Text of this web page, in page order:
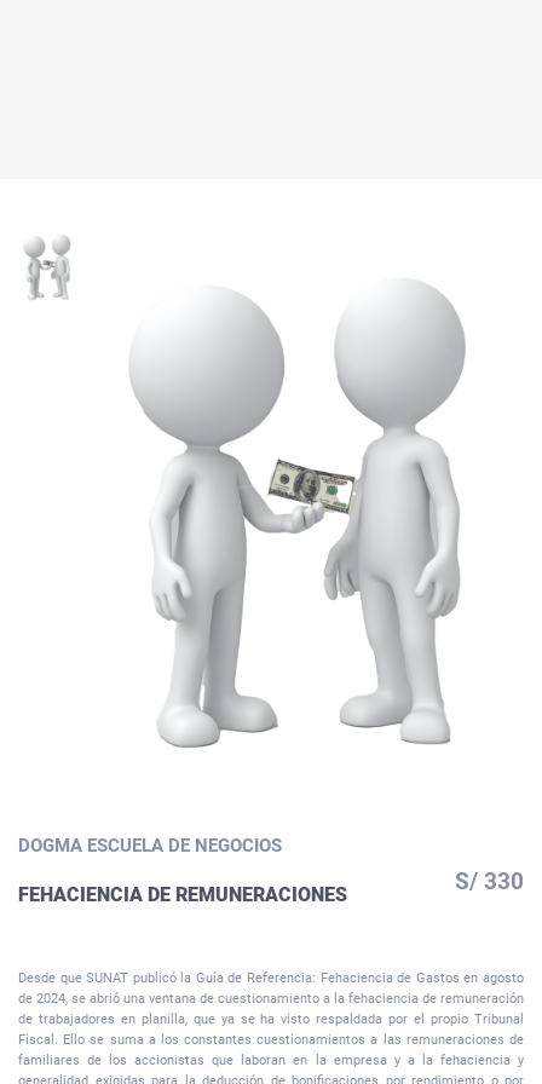
DOGMA ESCUELA DE NEGOCIOS
FEHACIENCIA DE REMUNERACIONES S/ 330
Desde que SUNAT publicó la Guía de Referencia: Fehaciencia de Gastos en agosto
de 2024, se abrió una ventana de cuestionamiento a la fehaciencia de remuneración
de trabajadores en planilla, que ya se ha visto respaldada por el propio Tribunal
Fiscal. Ello se suma a los constantes cuestionamientos a las remuneraciones de
familiares de los accionistas que laboran en la empresa y a la fehaciencia y
generalidad exigidas para la deducción de bonificaciones por rendimiento o por